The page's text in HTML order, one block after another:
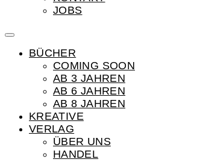
JOBS
BÜCHER
COMING SOON
AB 3 JAHREN
AB 6 JAHREN
AB 8 JAHREN
KREATIVE
VERLAG
ÜBER UNS
HANDEL